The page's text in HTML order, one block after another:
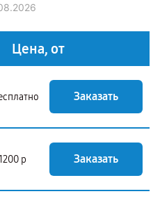
Цена, от
Заказать
р Заказать